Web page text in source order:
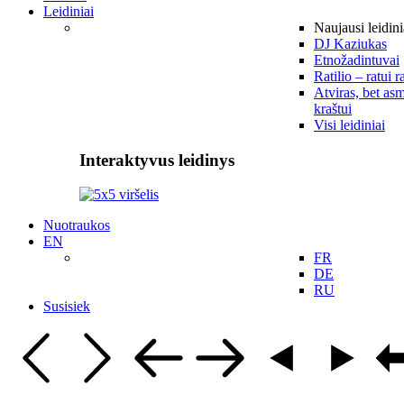
Leidiniai
Naujausi
DJ Kaziukas
Etnožadintuvai
Ratilio – ratui
Atviras, bet
kraštui
Visi leidiniai
Interaktyvus leidinys
Nuotraukos
EN
FR
DE
RU
Susisiek